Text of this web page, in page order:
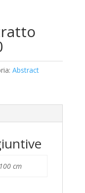
Abstract
cm